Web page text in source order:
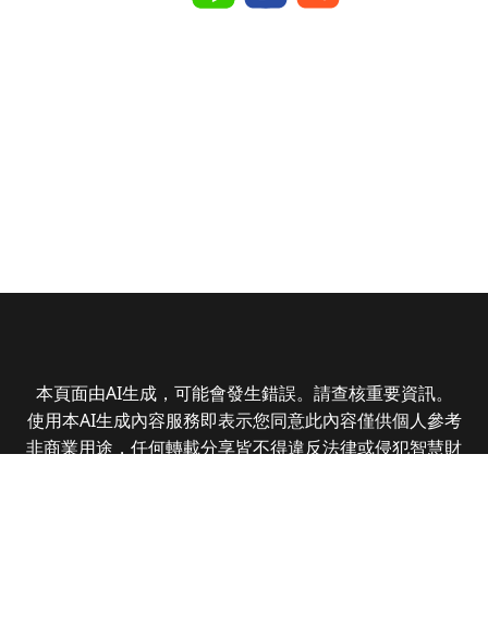
本頁面由AI生成，可能會發生錯誤。請查核重要資訊。
使用本AI生成內容服務即表示您同意此內容僅供個人參考
非商業用途，任何轉載分享皆不得違反法律或侵犯智慧財